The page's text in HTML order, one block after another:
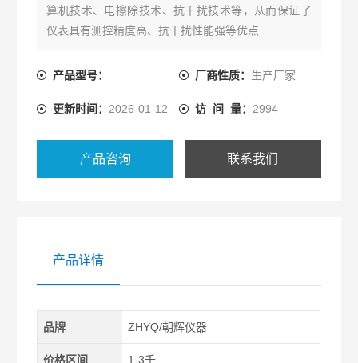
算机技术、电擦除技术、抗干扰技术等，从而保证了
仪表具有测控精度高、抗干扰性能强等优点
产品型号： 厂商性质： 生产厂家
更新时间： 2026-01-12 访 问 量： 2994
产品咨询 联系我们
产品详情
品牌 ZHYQ/朝辉仪器
价格区间 1-3千